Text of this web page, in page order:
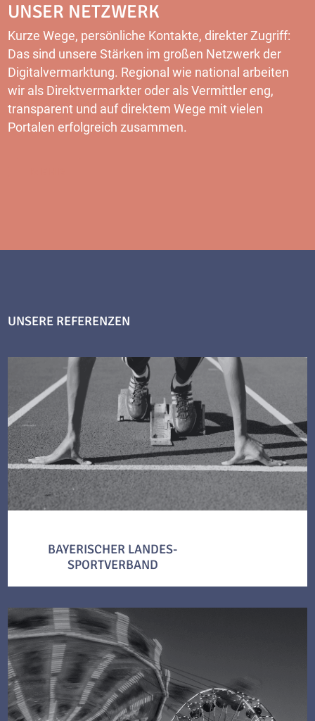
UNSER NETZWERK
Kurze Wege, persönliche Kontakte, direkter Zugriff:
Das sind unsere Stärken im großen Netzwerk der
Digitalvermarktung. Regional wie national arbeiten
wir als Direktvermarkter oder als Vermittler eng,
transparent und auf direktem Wege mit vielen
Portalen erfolgreich zusammen.
UNSERE REFERENZEN
BAYERISCHER LANDES-
SPORTVERBAND